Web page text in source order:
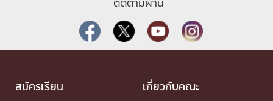
สมัครเรียน เกี่ยวกับคณะ